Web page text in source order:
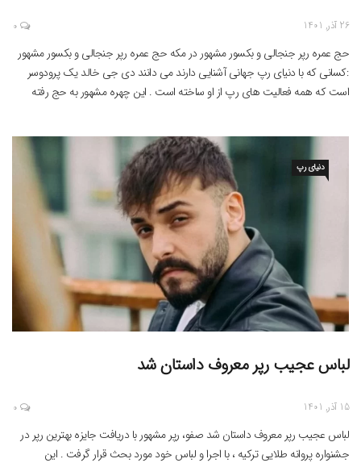
26 آذر, 1401 0
حج عمره رپر جنجالی و بکسور مشهور در مکه حج عمره رپر جنجالی و بکسور مشهور
:کسانی که با دنیای رپ جهانی آشنایی دارند می دانند دی جی خالد یک پرودوسر
است که همه فعالیت های رپ از او ساخته است . این چهره مشهور به حج رفته
دنیای رپ
لباس عجیب رپر معروف داستان شد
15 آذر, 1401 0
لباس عجیب رپر معروف داستان شد صفو، رپر مشهور با دریافت جایزه بهترین رپر در
جشنواره پروانه طلایی ترکیه ، با اجرا و لباس خود مورد بحث قرار گرفت . این